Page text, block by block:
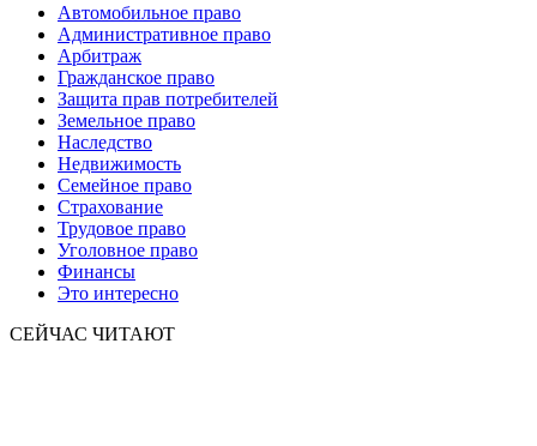
Автомобильное право
Административное право
Арбитраж
Гражданское право
Защита прав потребителей
Земельное право
Наследство
Недвижимость
Семейное право
Страхование
Трудовое право
Уголовное право
Финансы
Это интересно
СЕЙЧАС ЧИТАЮТ